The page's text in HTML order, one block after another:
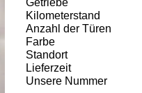
Getriebe
Kilometerstand
Anzahl der Türen
Farbe
Standort
Lieferzeit
Unsere Nummer